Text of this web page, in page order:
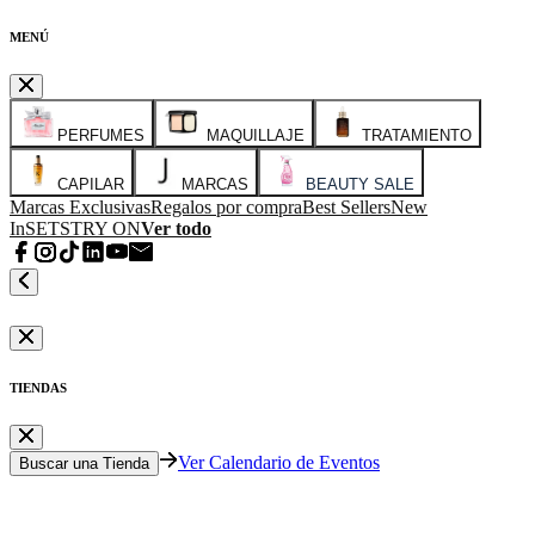
MENÚ
PERFUMES MAQUILLAJE TRATAMIENTO
CAPILAR MARCAS BEAUTY SALE
Marcas ExclusivasRegalos por compraBest SellersNew
InSETSTRY ONVer todo
TIENDAS
Buscar una Tienda Ver Calendario de Eventos